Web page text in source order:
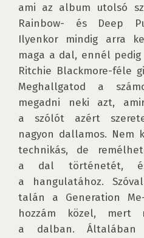
ami az album utolsó
Rainbow- és Deep
Ilyenkor mindig arra
maga a dal, ennél
Ritchie Blackmore-féle
Meghallgatod a
megadni neki azt,
a szólót azért
nagyon dallamos. Nem
technikás, de
a dal történetét,
a hangulatához.
talán a Generation
hozzám közel, mert
a dalban.